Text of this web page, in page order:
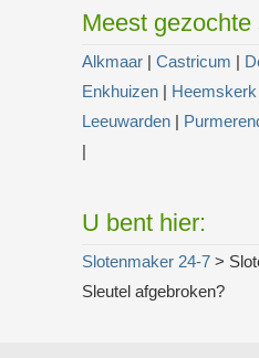
Meest gezochte
Alkmaar | Castricum |
Enkhuizen | Heemskerk
Leeuwarden |
|
U bent hier:
Slotenmaker 24-7 >
Sleutel afgebroken?